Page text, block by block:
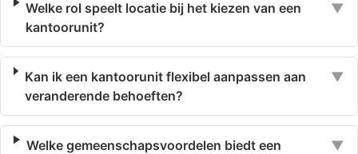
Welke rol speelt locatie bij het kiezen van een
kantoorunit?
▼
Kan ik een kantoorunit flexibel aanpassen aan
veranderende behoeften?
▼
Welke gemeenschapsvoordelen biedt een
▼